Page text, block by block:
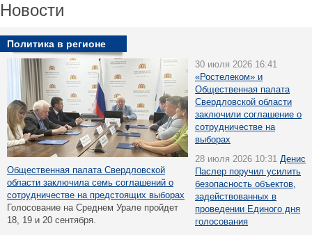
Новости
Политика в регионе
Общественная палата Свердловской
области заключила семь соглашений о
сотрудничестве на предстоящих выборах
Голосование на Среднем Урале пройдет
18, 19 и 20 сентября.
30 июля 2026 16:41
«Ростелеком» и
Общественная палата
Свердловской области
заключили соглашение о
сотрудничестве на
выборах
28 июля 2026 10:31 Денис
Паслер поручил усилить
безопасность объектов,
задействованных в
проведении Единого дня
голосования